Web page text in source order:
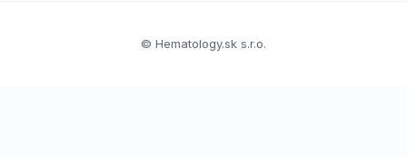
© Hematology.sk s.r.o.